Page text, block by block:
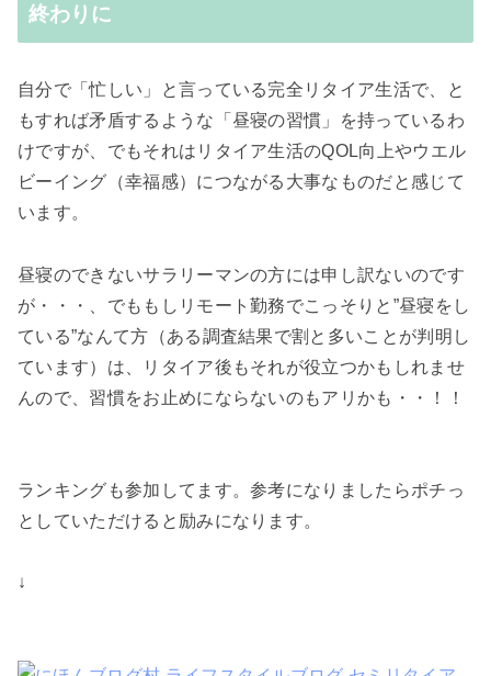
終わりに
自分で「忙しい」と言っている完全リタイア生活で、と
もすれば矛盾するような「昼寝の習慣」を持っているわ
けですが、でもそれはリタイア生活のQOL向上やウエル
ビーイング（幸福感）につながる大事なものだと感じて
います。
昼寝のできないサラリーマンの方には申し訳ないのです
が・・・、でももしリモート勤務でこっそりと”昼寝をし
ている”なんて方（ある調査結果で割と多いことが判明し
ています）は、リタイア後もそれが役立つかもしれませ
んので、習慣をお止めにならないのもアリかも・・！！
ランキングも参加してます。参考になりましたらポチっ
としていただけると励みになります。
↓